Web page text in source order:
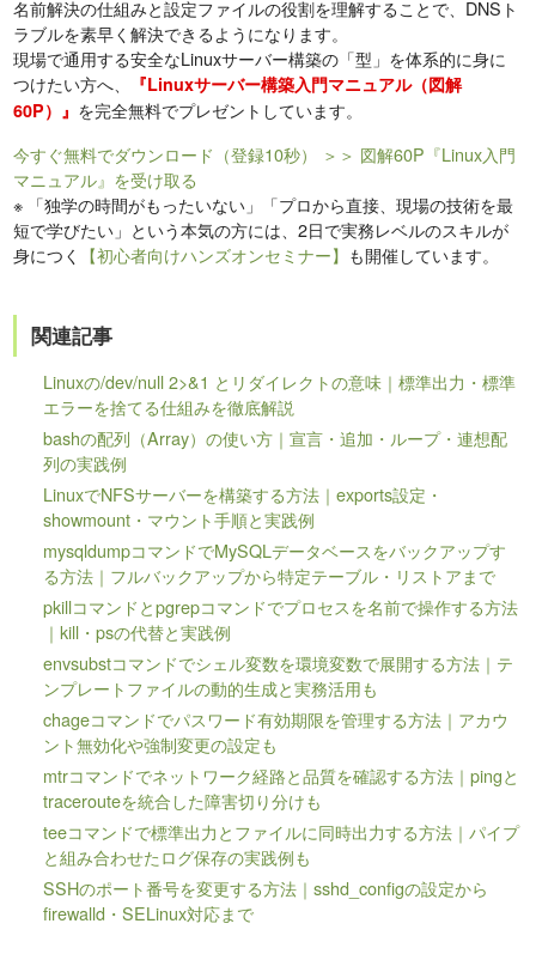
名前解決の仕組みと設定ファイルの役割を理解することで、DNSト
ラブルを素早く解決できるようになります。
現場で通用する安全なLinuxサーバー構築の「型」を体系的に身に
つけたい方へ、
『Linuxサーバー構築入門マニュアル（図解
60P）』 を完全無料でプレゼントしています。
今すぐ無料でダウンロード（登録10秒）
＞＞ 図解60P『Linux入門
マニュアル』を受け取る
※ 「独学の時間がもったいない」「プロから直接、現場の技術を最
短で学びたい」という本気の方には、2日で実務レベルのスキルが
身につく
【初心者向けハンズオンセミナー】 も開催しています。
関連記事
Linuxの/dev/null 2>&1 とリダイレクトの意味｜標準出力・標準
エラーを捨てる仕組みを徹底解説
bashの配列（Array）の使い方｜宣言・追加・ループ・連想配
列の実践例
LinuxでNFSサーバーを構築する方法｜exports設定・
showmount・マウント手順と実践例
mysqldumpコマンドでMySQLデータベースをバックアップす
る方法｜フルバックアップから特定テーブル・リストアまで
pkillコマンドとpgrepコマンドでプロセスを名前で操作する方法
｜kill・psの代替と実践例
envsubstコマンドでシェル変数を環境変数で展開する方法｜テ
ンプレートファイルの動的生成と実務活用も
chageコマンドでパスワード有効期限を管理する方法｜アカウ
ント無効化や強制変更の設定も
mtrコマンドでネットワーク経路と品質を確認する方法｜pingと
tracerouteを統合した障害切り分けも
teeコマンドで標準出力とファイルに同時出力する方法｜パイプ
と組み合わせたログ保存の実践例も
SSHのポート番号を変更する方法｜sshd_configの設定から
firewalld・SELinux対応まで